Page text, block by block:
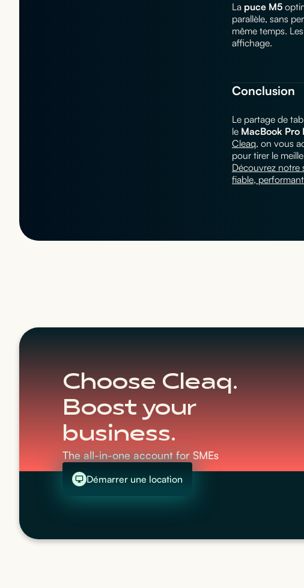
La puce M5
parallèle, sans
même temps.
affichage.
Conclusion
Le partage de
le MacBook Pro
Cleaq, on vous
pour tirer le
Découvrez notre
fiable,
Choose Cleaq.
Boost your
business.
The all-in-one account for SMEs
Démarrer une location